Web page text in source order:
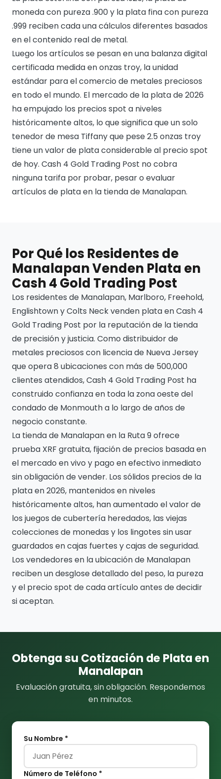
moneda con pureza .900 y la plata fina con pureza
.999 reciben cada una cálculos diferentes basados
en el contenido real de metal.
Luego los artículos se pesan en una balanza digital
certificada medida en onzas troy, la unidad
estándar para el comercio de metales preciosos
en todo el mundo. El mercado de la plata de 2026
ha empujado los precios spot a niveles
históricamente altos, lo que significa que un solo
tenedor de mesa Tiffany que pese 2.5 onzas troy
tiene un valor de plata considerable al precio spot
de hoy. Cash 4 Gold Trading Post no cobra
ninguna tarifa por probar, pesar o evaluar
artículos de plata en la tienda de Manalapan.
Por Qué los Residentes de
Manalapan Venden Plata en
Cash 4 Gold Trading Post
Los residentes de Manalapan, Marlboro, Freehold,
Englishtown y Colts Neck venden plata en Cash 4
Gold Trading Post por la reputación de la tienda
de precisión y justicia. Como distribuidor de
metales preciosos con licencia de Nueva Jersey
que opera 8 ubicaciones con más de 500,000
clientes atendidos, Cash 4 Gold Trading Post ha
construido confianza en toda la zona oeste del
condado de Monmouth a lo largo de años de
negocio constante.
La tienda de Manalapan en la Ruta 9 ofrece
prueba XRF gratuita, fijación de precios basada en
el mercado en vivo y pago en efectivo inmediato
sin obligación de vender. Los sólidos precios de la
plata en 2026, mantenidos en niveles
históricamente altos, han aumentado el valor de
los juegos de cubertería heredados, las viejas
colecciones de monedas y los lingotes sin usar
guardados en cajas fuertes y cajas de seguridad.
Los vendedores en la ubicación de Manalapan
reciben un desglose detallado del peso, la pureza
y el precio spot de cada artículo antes de decidir
si aceptan.
Obtenga su Cotización de Plata en
Manalapan
Evaluación gratuita, sin obligación. Respondemos
en minutos.
Su Nombre *
Número de Teléfono *